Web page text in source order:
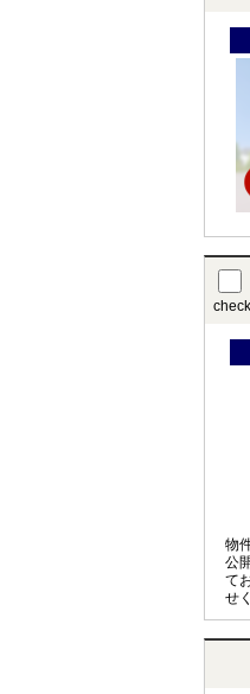
check
物
公
て
せ
Ｒ